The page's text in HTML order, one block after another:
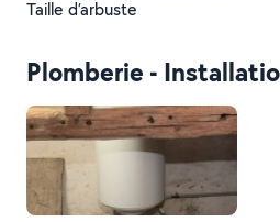
Taille d’arbuste
Plomberie -